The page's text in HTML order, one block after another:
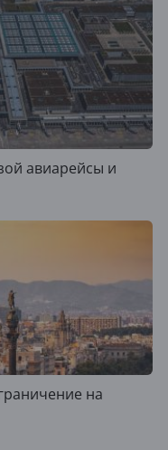
авиарейсы и
на